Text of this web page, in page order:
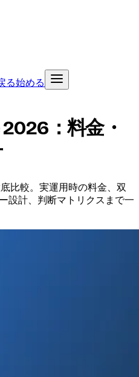
る始める
：料金・
比較。実運用時の料金、双
設計、判断マトリクスまで一